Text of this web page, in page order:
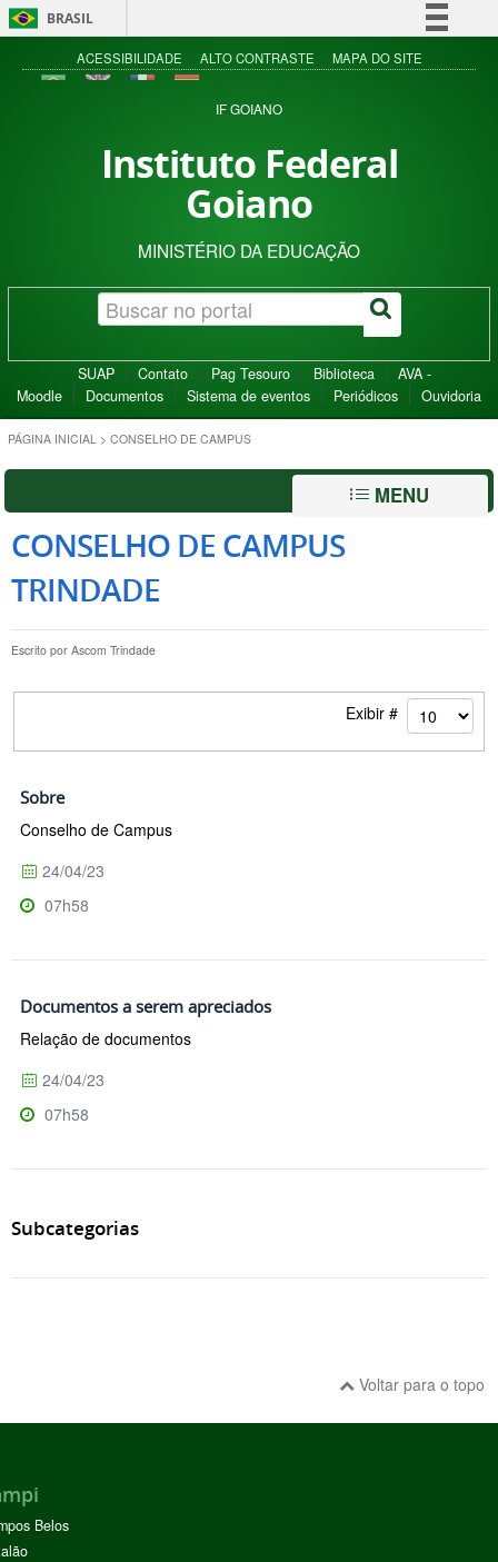
BRASIL
Simplifique!
Acesso à informação
ACESSIBILIDADE ALTO CONTRASTE MAPA DO SITE
IF GOIANO
Instituto Federal
Goiano
MINISTÉRIO DA EDUCAÇÃO
SUAP Contato Pag Tesouro Biblioteca
AVA -
Moodle
Documentos Sistema de eventos Periódicos Ouvidoria
PÁGINA INICIAL > CONSELHO DE CAMPUS
MENU
CONSELHO DE CAMPUS
TRINDADE
Escrito por Ascom Trindade
Exibir #
Sobre
Conselho de Campus
24/04/23
07h58
Documentos a serem apreciados
Relação de documentos
24/04/23
07h58
Subcategorias
Voltar para o topo
Belos